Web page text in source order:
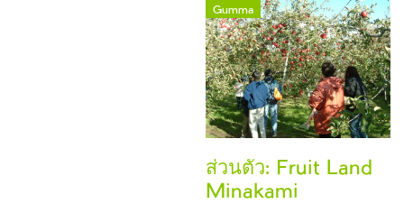
Gumma
ส่วนตัว: Fruit Land
Minakami